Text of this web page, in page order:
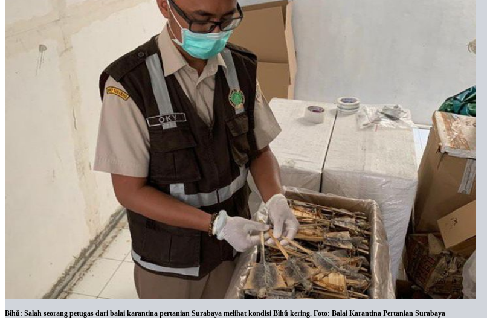
Bìhǔ: Salah seorang petugas dari balai karantina pertanian Surabaya melihat kondisi Bìhǔ kering. Foto: Balai Karantina Pertanian Surabaya